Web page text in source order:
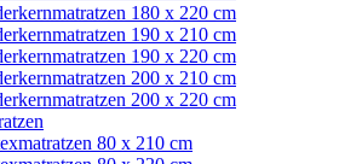
180 x 220 cm
190 x 210 cm
190 x 220 cm
200 x 210 cm
200 x 220 cm
80 x 210 cm